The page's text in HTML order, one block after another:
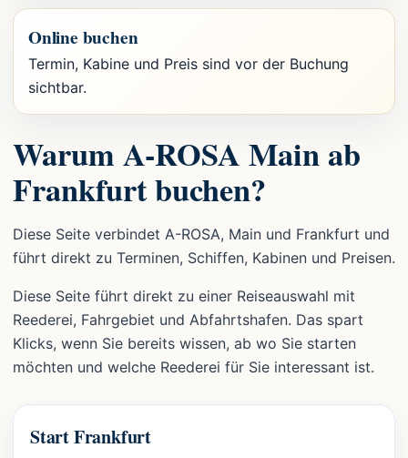
Online buchen
Termin, Kabine und Preis sind vor der Buchung
sichtbar.
Warum A-ROSA Main ab
Frankfurt buchen?
Diese Seite verbindet A-ROSA, Main und Frankfurt und
führt direkt zu Terminen, Schiffen, Kabinen und Preisen.
Diese Seite führt direkt zu einer Reiseauswahl mit
Reederei, Fahrgebiet und Abfahrtshafen. Das spart
Klicks, wenn Sie bereits wissen, ab wo Sie starten
möchten und welche Reederei für Sie interessant ist.
Start Frankfurt